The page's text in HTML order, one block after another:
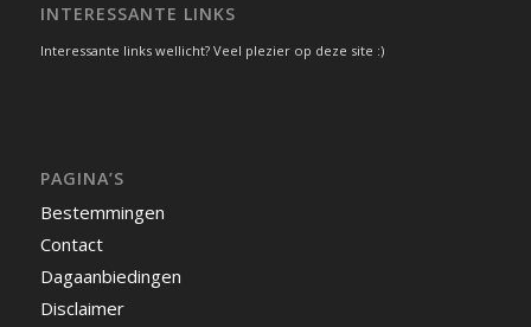
INTERESSANTE LINKS
Interessante links wellicht? Veel plezier op deze site :)
PAGINA’S
Bestemmingen
Contact
Dagaanbiedingen
Disclaimer